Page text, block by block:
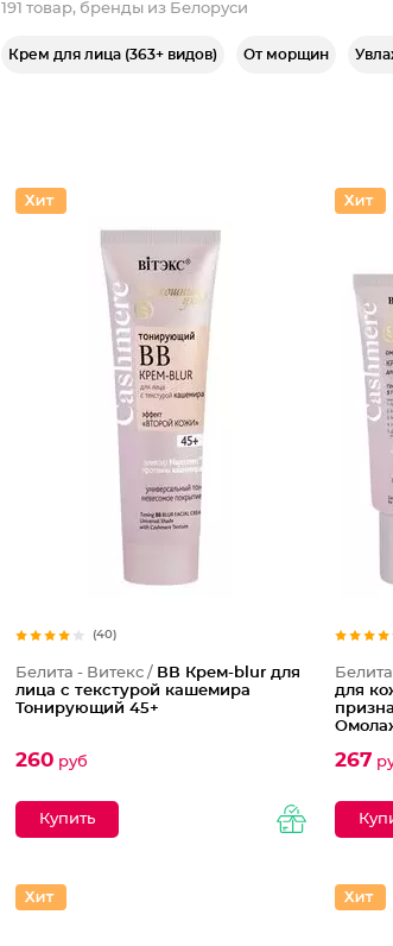
191 товар, бренды из Белоруси
Крем для лица (363+ видов) От морщин
(40)
Белита - Витекс / ВВ Крем-blur для
лица с текстурой кашемира
Тонирующий 45+
260 руб
для
267